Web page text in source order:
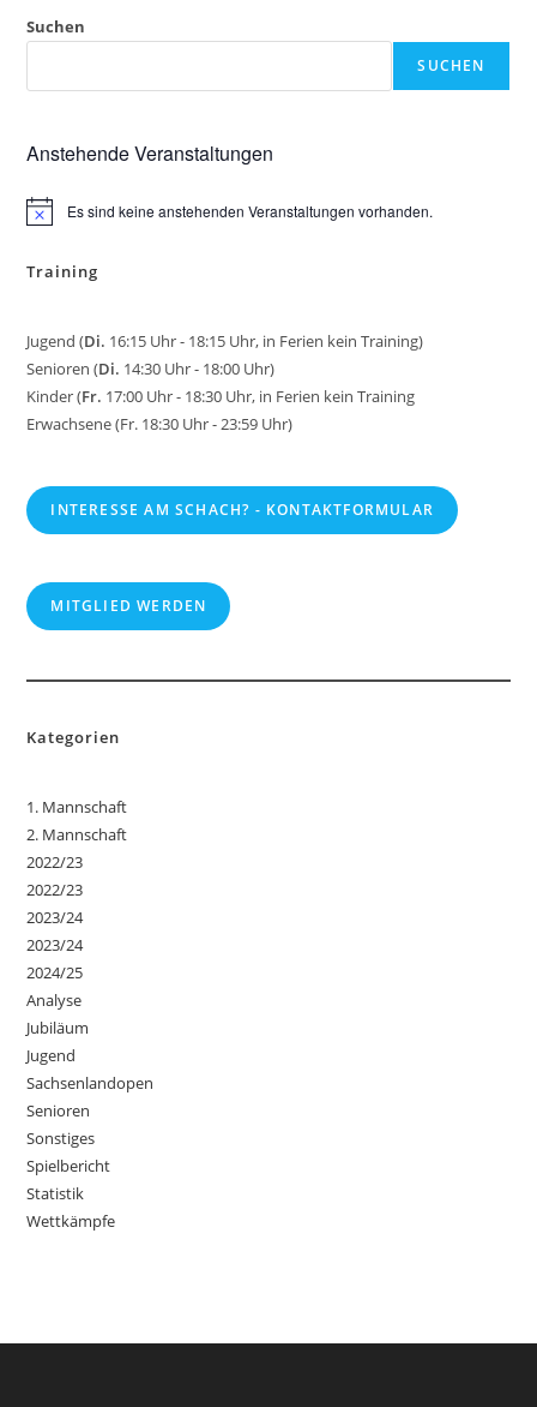
Suchen
SUCHEN
Anstehende Veranstaltungen
H
w
s
Es sind keine anstehenden Veranstaltungen vorhanden.
Training
Jugend (Di. 16:15 Uhr - 18:15 Uhr, in Ferien kein Training)
Senioren (Di. 14:30 Uhr - 18:00 Uhr)
Kinder (Fr. 17:00 Uhr - 18:30 Uhr, in Ferien kein Training
Erwachsene (Fr. 18:30 Uhr - 23:59 Uhr)
INTERESSE AM SCHACH? - KONTAKTFORMULAR
MITGLIED WERDEN
Kategorien
1. Mannschaft
2. Mannschaft
2022/23
2022/23
2023/24
2023/24
2024/25
Analyse
Jubiläum
Jugend
Sachsenlandopen
Senioren
Sonstiges
Spielbericht
Statistik
Wettkämpfe